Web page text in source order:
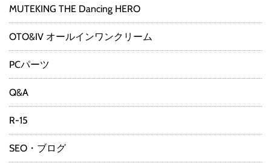
MUTEKING THE Dancing HERO
OTO&IV オールインワンクリーム
PCパーツ
Q&A
R-15
SEO・ブログ